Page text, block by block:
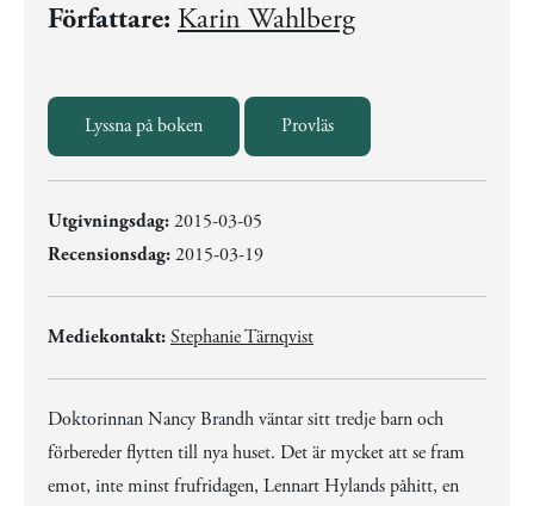
Författare: Karin Wahlberg
Lyssna på boken Provläs
Utgivningsdag:2015-03-05
Recensionsdag:2015-03-19
Mediekontakt:Stephanie Tärnqvist
Doktorinnan Nancy Brandh väntar sitt tredje barn och
förbereder flytten till nya huset. Det är mycket att se fram
emot, inte minst frufridagen, Lennart Hylands påhitt, en